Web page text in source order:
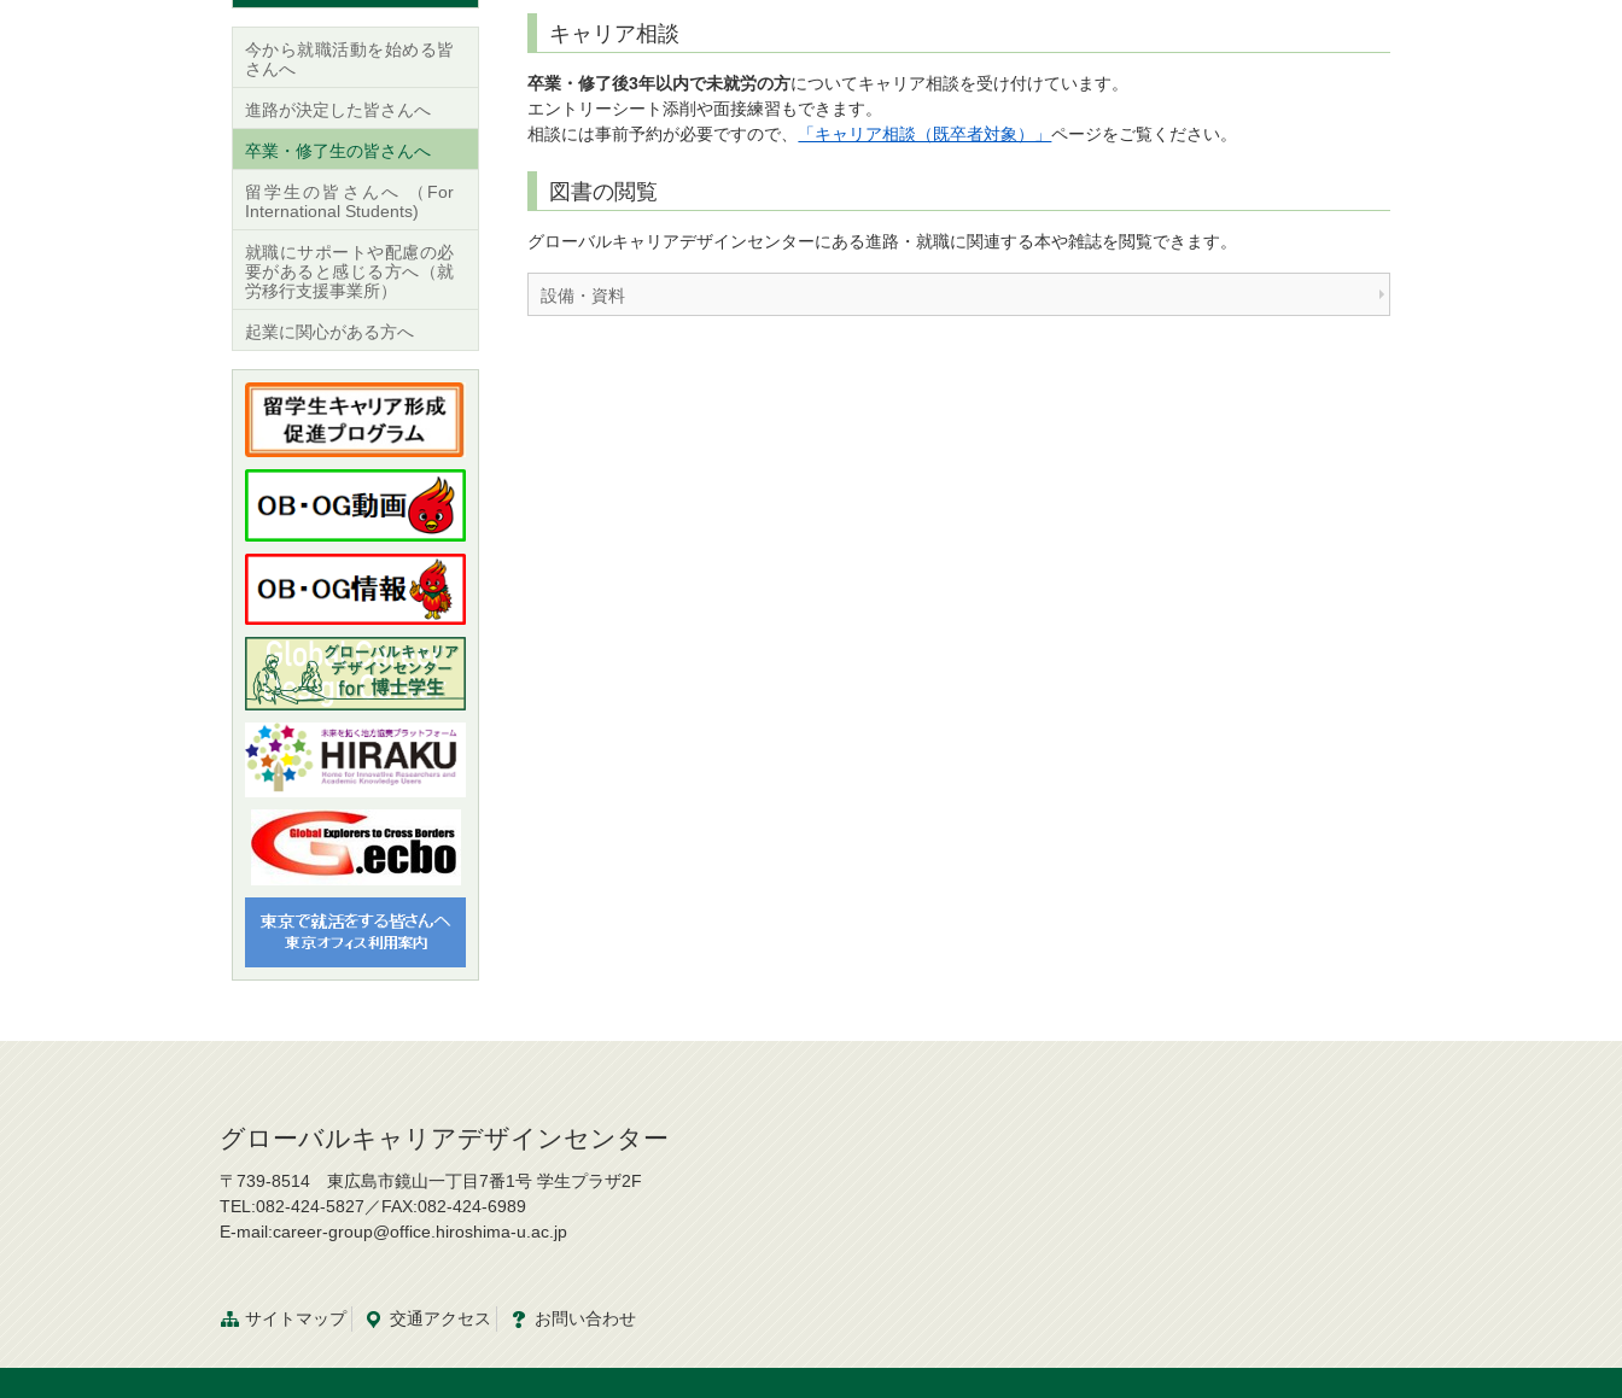
キャリア相談
卒業・修了後3年以内で未就労の方についてキャリア相談を受け付けています。
エントリーシート添削や面接練習もできます。
相談には事前予約が必要ですので、
「キャリア相談（既卒者対象）」ページをご覧ください。
図書の閲覧
グローバルキャリアデザインセンターにある進路・就職に関連する本や雑誌を閲覧できます。
設備・資料
今から就職活動を始める皆
さんへ
進路が決定した皆さんへ
卒業・修了生の皆さんへ
留学生の皆さんへ （For
International Students)
就職にサポートや配慮の必
要があると感じる方へ（就
労移行支援事業所）
起業に関心がある方へ
グローバルキャリアデザインセンター
〒739-8514 東広島市鏡山一丁目7番1号 学生プラザ2F
TEL:082-424-5827／FAX:082-424-6989
E-mail:career-group@office.hiroshima-u.ac.jp
サイトマップ 交通アクセス お問い合わせ